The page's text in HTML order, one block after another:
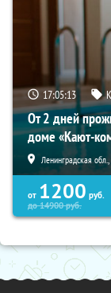
17:05:11
От 2 дней
доме «Кают-
Ленинградская
от 1200 руб.
до14900руб.